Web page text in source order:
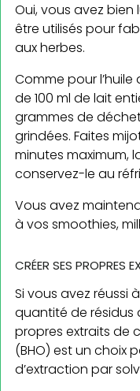
Oui, vous avez
être utilisés pour
aux herbes.
Comme pour
de 100 ml de lait
grammes de
grindées. Faites
minutes maximum,
conservez-le au
Vous avez
à vos smoothies,
CRÉER SES PROPRES
Si vous avez réussi
quantité de résidus
propres extraits de
(BHO) est un choix
d’extraction par